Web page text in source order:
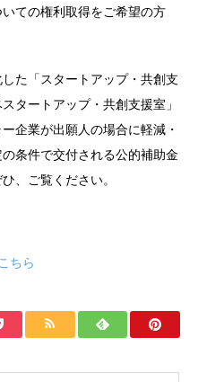
ての権利取得をご希望の方
た「スタートアップ・共創支
タートアップ・共創支援室」
企業が出願人の場合に軽減・
条件で交付される公的補助金
、ご覧ください。
ちら